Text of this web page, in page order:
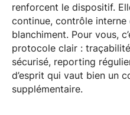
renforcent le dispositif.
continue, contrôle
blanchiment. Pour vous,
protocole clair :
sécurisé, reporting
d’esprit qui vaut bien un
supplémentaire.